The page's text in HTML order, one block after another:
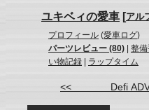
ユキベィの愛車 [アル
プロフィール (愛車ログ)
パーツレビュー (80)
整
い物記録
ラップタイム
<< Defi